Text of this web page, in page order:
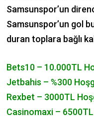
Samsunspor’un
Samsunspor’un gol
duran toplara bağlı
Bets10 – 10.000TL
Jetbahis – %300
Rexbet – 3000TL
Casinomaxi –